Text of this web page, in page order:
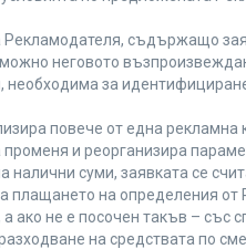
съдържащо
неговото
необходима за
повече от една рекламна
и реорганизира
налични суми, заявката се
плащането на определения
ако не е посочен такъв – със
на средствата по